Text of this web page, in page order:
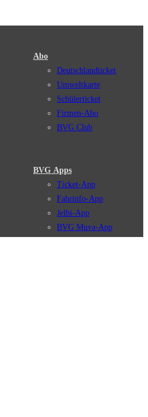
Abo
Deutschlandticket
Umweltkarte
Schülerticket
Firmen-Abo
BVG Club
BVG Apps
Ticket-App
Fahrinfo-App
Jelbi-App
BVG Muva-App